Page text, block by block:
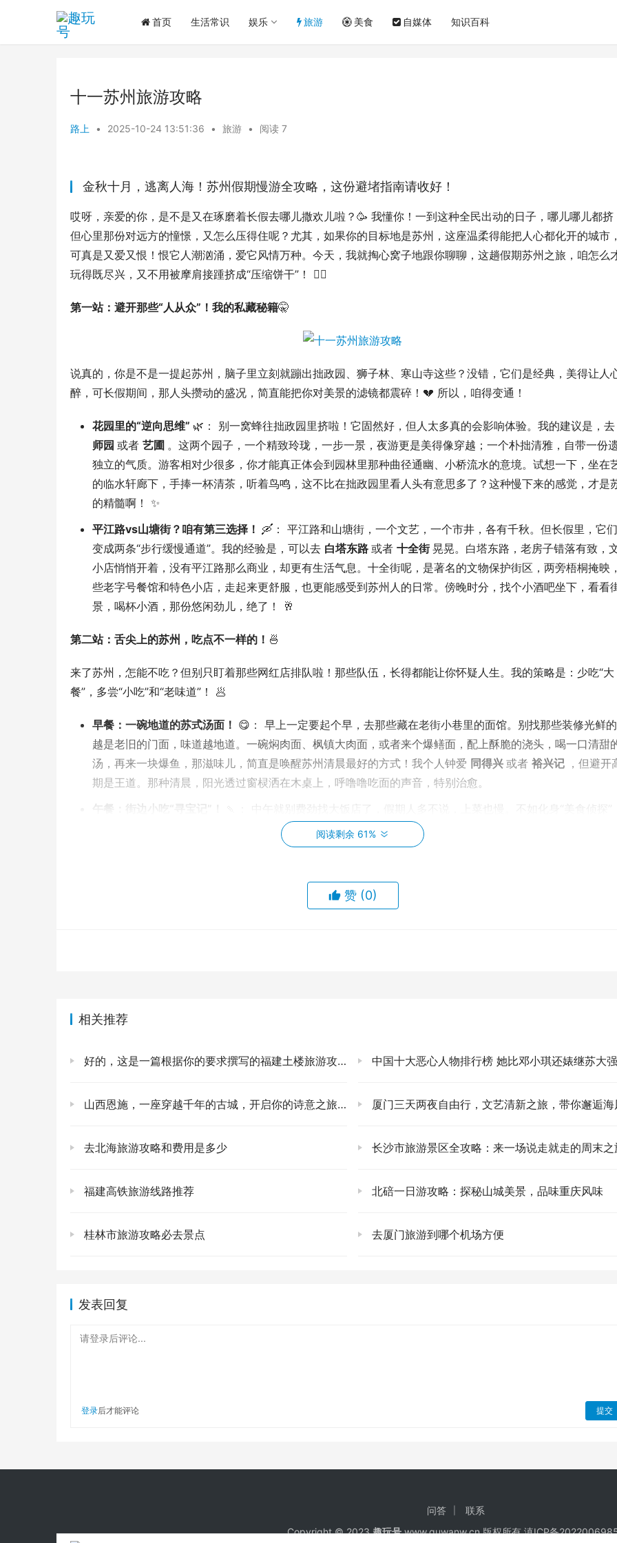
首页 生活常识 娱乐 旅游 美食 自媒体 知识百科
十一苏州旅游攻略
路上 • 2025-10-24 13:51:36 • 旅游 • 阅读 7
金秋十月，逃离人海！苏州假期慢游全攻略，这份避堵指南请收好！
哎呀，亲爱的你，是不是又在琢磨着长假去哪儿撒欢儿啦？🥳 我懂你！一到这种全民出动的日子，哪儿哪儿都挤
但心里那份对远方的憧憬，又怎么压得住呢？尤其，如果你的目标地是苏州，这座温柔得能把人心都化开的城市
可真是又爱又恨！恨它人潮汹涌，爱它风情万种。今天，我就掏心窝子地跟你聊聊，这趟假期苏州之旅，咱怎么
玩得既尽兴，又不用被摩肩接踵挤成“压缩饼干”！ 🧘‍♀️
第一站：避开那些“人从众”！我的私藏秘籍🤫
说真的，你是不是一提起苏州，脑子里立刻就蹦出拙政园、狮子林、寒山寺这些？没错，它们是经典，美得让人
醉，可长假期间，那人头攒动的盛况，简直能把你对美景的滤镜都震碎！💔 所以，咱得变通！
花园里的“逆向思维” 🌿： 别一窝蜂往拙政园里挤啦！它固然好，但人太多真的会影响体验。我的建议是，去
师园 或者 艺圃 。这两个园子，一个精致玲珑，一步一景，夜游更是美得像穿越；一个朴拙清雅，自带一份
独立的气质。游客相对少很多，你才能真正体会到园林里那种曲径通幽、小桥流水的意境。试想一下，坐在
的临水轩廊下，手捧一杯清茶，听着鸟鸣，这不比在拙政园里看人头有意思多了？这种慢下来的感觉，才是
的精髓啊！ ✨
平江路vs山塘街？咱有第三选择！ 🛶： 平江路和山塘街，一个文艺，一个市井，各有千秋。但长假里，它
变成两条“步行缓慢通道”。我的经验是，可以去 白塔东路 或者 十全街晃晃。白塔东路，老房子错落有致，
小店悄悄开着，没有平江路那么商业，却更有生活气息。十全街呢，是著名的文物保护街区，两旁梧桐掩映
些老字号餐馆和特色小店，走起来更舒服，也更能感受到苏州人的日常。傍晚时分，找个小酒吧坐下，看看
景，喝杯小酒，那份悠闲劲儿，绝了！ 🥂
第二站：舌尖上的苏州，吃点不一样的！ 🍜
来了苏州，怎能不吃？但别只盯着那些网红店排队啦！那些队伍，长得都能让你怀疑人生。我的策略是：少吃“大
餐”，多尝“小吃”和“老味道”！ 🥟
早餐：一碗地道的苏式汤面！ 😋： 早上一定要起个早，去那些藏在老街小巷里的面馆。别找那些装修光鲜的
越是老旧的门面，味道越地道。一碗焖肉面、枫镇大肉面，或者来个爆鳝面，配上酥脆的浇头，喝一口清甜
汤，再来一块爆鱼，那滋味儿，简直是唤醒苏州清晨最好的方式！我个人钟爱 同得兴 或者 裕兴记 ，但避开
期是王道。那种清晨，阳光透过窗棂洒在木桌上，呼噜噜吃面的声音，特别治愈。
午餐：街边小吃“寻宝记”！
🍡： 中午就别费劲找大饭店了，假期人多不说，上菜也慢。不如化身“美食侦探”
街边寻觅各种地道小吃。桂花糕、海棠糕、梅花糕、袜底酥、酒酿饼……随便哪个都好吃到跺脚！还有那个
，底脆肉香，一口咬下去汁水四溢，烫到嘴也要吃！😋 别忘了尝尝
🏡： 如果有时间和预算，可以稍微远离市中心，去太湖边或者一些古村落里
找家农家乐或者私房菜馆。那里的食材新鲜，做法地道，湖鲜尤其美味。清蒸白鱼、酱爆螺蛳、银鱼炒蛋，再
苏州，水是它的魂。但周庄、同里这些“江南水乡Top榜”选手，假期里真的会让你寸步难行。难道就不能感受小桥
甪直古镇：低调的美人儿🏞️： 相比周庄同里，甪直古镇
显得低调多了。它没那么商业化，保留了更多原汁
才叫真正的江南水乡！镇上有不少老店，卖着当地的特色小吃和手工艺品，逛逛走走，特别舒服。而且，它
吴江的震泽古镇：藏在深闺人未识
🕰️： 如果你追求更小众、更原生态的体验，那 震泽古镇绝对是个惊喜！
下来。你可以品尝当地的“四碗茶”，逛逛丝绸老街，买点当地的土特产，感受一下真正的慢生活。这里，你能
第四站：文化之旅，不止博物馆！
🎨
品一曲昆曲，听一段评弹
🎶： 来了苏州，不听一段昆曲或评弹，总觉得少了点什么。在平江路附近有很多小
但如果能看上一场，绝对是物超所值。这是一种融入骨子里的浪漫，不是吗？ 🥰
好了，说了这么多玩的吃的，最后咱得聊聊最实际的问题：怎么来，住哪儿？这可是假期出行的重中之重！ ⚠️
阅读剩余 61%
赞 (0)
相关推荐
好的，这是一篇根据你的要求撰写的福建土楼旅游攻略，旨在吸引用户点击并提供实用信息，同时避免过度使用关键词。 中国十大恶心人物排行榜 她比邓小琪还婊继苏大强和尔晴之后成为全网最恶心的人
山西恩施，一座穿越千年的古城，开启你的诗意之旅！ 厦门三天两夜自由行，文艺清新之旅，带你邂逅海风与阳
去北海旅游攻略和费用是多少 长沙市旅游景区全攻略：来一场说走就走的周末之旅
福建高铁旅游线路推荐 北碚一日游攻略：探秘山城美景，品味重庆风味
桂林市旅游攻略必去景点 去厦门旅游到哪个机场方便
发表回复
请登录后评论...
登录后才能评论 提交
问答
联系
Copyright © 2023趣玩号www.quwanw.cn 版权所有滇ICP备